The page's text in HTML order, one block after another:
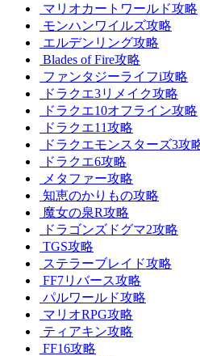
マリオカートワールド攻略
モンハンワイルズ攻略
エルデンリング攻略
Blades of Fire攻略
ファンタジーライフi攻略
ドラクエ3リメイク攻略
ドラクエ10オフライン攻略
ドラクエ11攻略
ドラクエモンスターズ3攻
ドラクエ6攻略
メタファー攻略
知恵のかりもの攻略
魔女の泉R攻略
ドラゴンズドグマ2攻略
TGS攻略
ステラーブレイド攻略
FF7リバース攻略
パルワールド攻略
マリオRPG攻略
ティアキン攻略
FF16攻略